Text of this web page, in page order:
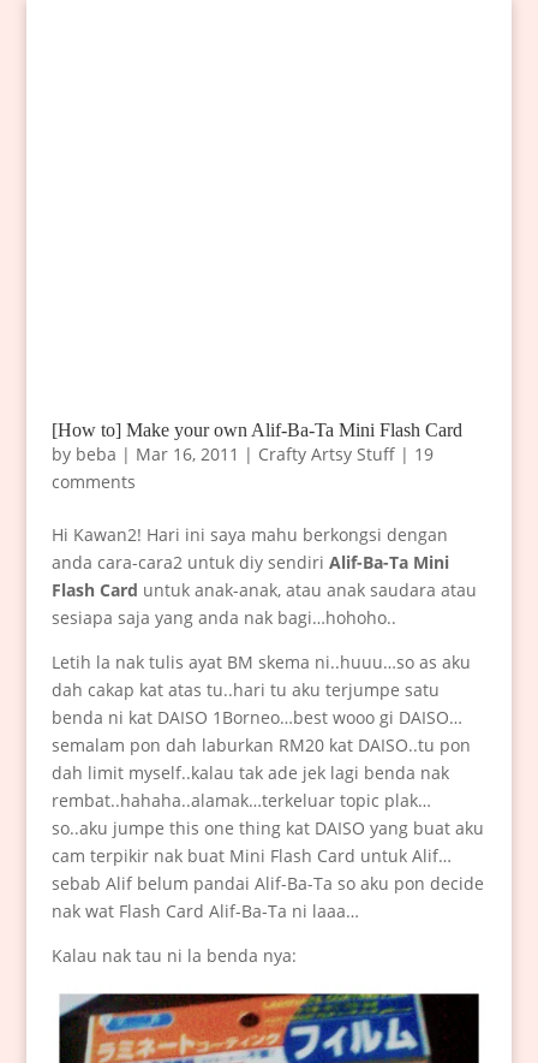
[How to] Make your own Alif-Ba-Ta Mini Flash Card
by beba | Mar 16, 2011 | Crafty Artsy Stuff| 19
comments
Hi Kawan2! Hari ini saya mahu berkongsi dengan
anda cara-cara2 untuk diy sendiri Alif-Ba-Ta Mini
Flash Card untuk anak-anak, atau anak saudara atau
sesiapa saja yang anda nak bagi…hohoho..
Letih la nak tulis ayat BM skema ni..huuu…so as aku
dah cakap kat atas tu..hari tu aku terjumpe satu
benda ni kat DAISO 1Borneo…best wooo gi DAISO…
semalam pon dah laburkan RM20 kat DAISO..tu pon
dah limit myself..kalau tak ade jek lagi benda nak
rembat..hahaha..alamak…terkeluar topic plak…
so..aku jumpe this one thing kat DAISO yang buat aku
cam terpikir nak buat Mini Flash Card untuk Alif…
sebab Alif belum pandai Alif-Ba-Ta so aku pon decide
nak wat Flash Card Alif-Ba-Ta ni laaa…
Kalau nak tau ni la benda nya: